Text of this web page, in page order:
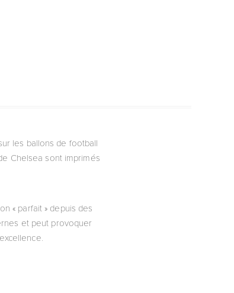
les ballons de football
Chelsea sont imprimés
« parfait » depuis des
et peut provoquer